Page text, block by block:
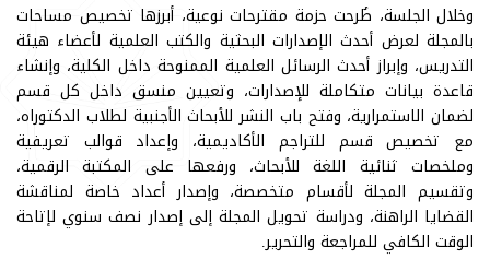
وخلال الجلسة، طُرحت حزمة مقترحات نوعية، أبرزها تخصيص مساحات
بالمجلة لعرض أحدث الإصدارات البحثية والكتب العلمية لأعضاء هيئة
التدريس، وإبراز أحدث الرسائل العلمية الممنوحة داخل الكلية، وإنشاء
قاعدة بيانات متكاملة للإصدارات، وتعيين منسق داخل كل قسم
لضمان الاستمرارية، وفتح باب النشر للأبحاث الأجنبية لطلاب الدكتوراه،
مع تخصيص قسم للتراجم الأكاديمية، وإعداد قوالب تعريفية
وملخصات ثنائية اللغة للأبحاث، ورفعها على المكتبة الرقمية،
وتقسيم المجلة لأقسام متخصصة، وإصدار أعداد خاصة لمناقشة
القضايا الراهنة، ودراسة تحويل المجلة إلى إصدار نصف سنوي لإتاحة
الوقت الكافي للمراجعة والتحرير.